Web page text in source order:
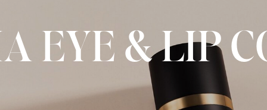
EYE & LIP